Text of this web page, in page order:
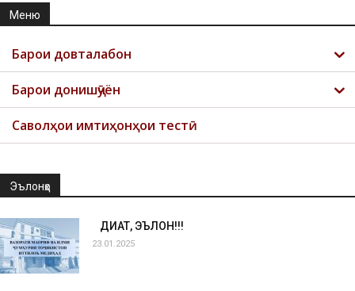
Меню
Барои довталабон
Барои донишҷӯён
Саволҳои имтиҳонҳои тестӣ
Эълонҳо
ДИҚҚАТ, ЭЪЛОН!!!
23.01.2025